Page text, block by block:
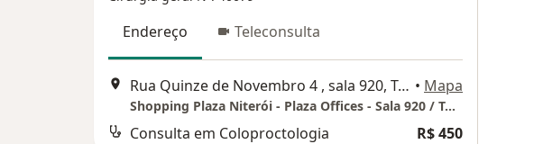
Endereço Teleconsulta
Rua Quinze de Novembro 4 , sala 920, Torre Norte, Niterói • Mapa
Shopping Plaza Niterói - Plaza Offices - Sala 920 / Torre Norte
Consulta em Coloproctologia R$ 450